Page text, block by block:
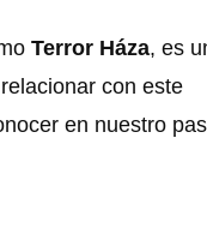
Terror Háza, es
con este
en nuestro